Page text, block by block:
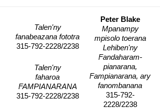
Talen'ny
fanabeazana fototra
315-792-2228/2238
Talen'ny
faharoa
FAMPIANARANA
315-792-2228/2238
Peter Blake
Mpanampy
mpisolo toerana
Lehiben'ny
Fandaharam-
pianarana,
Fampianarana, ary
fanombanana
315-792-
2228/2238